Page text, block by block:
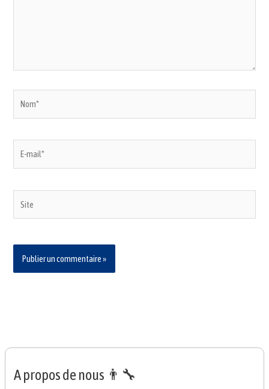
mail*
A propos de nous 👨‍🔧